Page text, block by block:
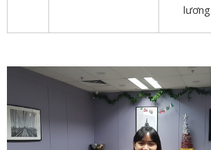
lương